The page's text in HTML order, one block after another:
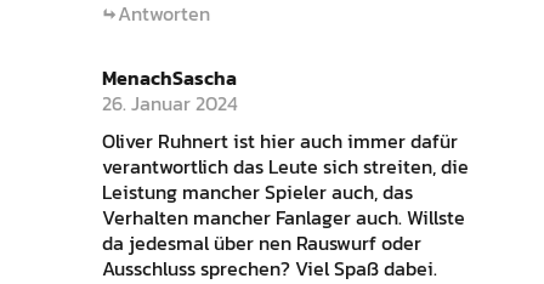
Antworten
MenachSascha
26. Januar 2024
Oliver Ruhnert ist hier auch immer dafür
verantwortlich das Leute sich streiten, die
Leistung mancher Spieler auch, das
Verhalten mancher Fanlager auch. Willste
da jedesmal über nen Rauswurf oder
Ausschluss sprechen? Viel Spaß dabei.